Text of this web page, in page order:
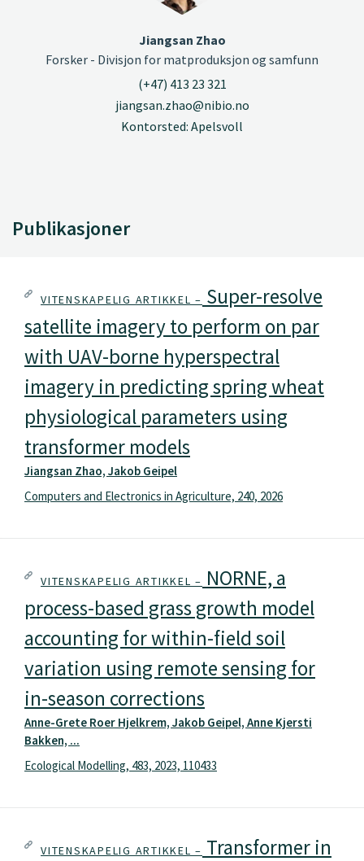
Jiangsan Zhao
Forsker - Divisjon for matproduksjon og samfunn
(+47) 413 23 321
jiangsan.zhao@nibio.no
Kontorsted: Apelsvoll
Publikasjoner
VITENSKAPELIG ARTIKKEL – Super-resolve
satellite imagery to perform on par
with UAV-borne hyperspectral
imagery in predicting spring wheat
physiological parameters using
transformer models
Jiangsan Zhao, Jakob Geipel
Computers and Electronics in Agriculture, 240, 2026
VITENSKAPELIG ARTIKKEL – NORNE, a
process-based grass growth model
accounting for within-field soil
variation using remote sensing for
in-season corrections
Anne-Grete Roer Hjelkrem, Jakob Geipel, Anne Kjersti
Bakken, ...
Ecological Modelling, 483, 2023, 110433
VITENSKAPELIG ARTIKKEL – Transformer in